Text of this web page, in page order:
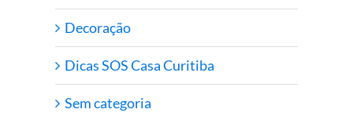
Decoração
Dicas SOS Casa Curitiba
Sem categoria